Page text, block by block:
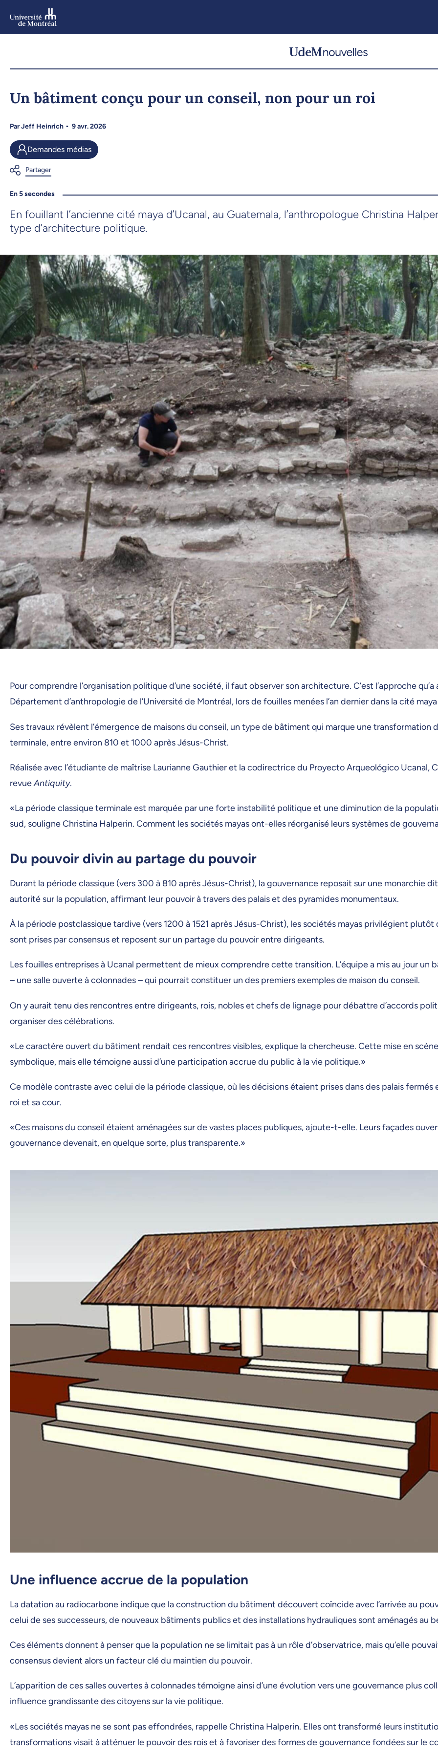
Un bâtiment conçu pour un conseil, non pour un roi
ParJeff Heinrich 9 avr. 2026
Demandes médias
En 5 secondes
En fouillant l’ancienne cité maya d’Ucanal, au Guatemala, l’anthropologue Christina
type d’architecture politique.
Pour comprendre l’organisation politique d’une société, il faut observer son architecture. C’est l’approche
Département d’anthropologie de l’Université de Montréal, lors de fouilles menées l’an dernier dans la cité
Ses travaux révèlent l’émergence de maisons du conseil, un type de bâtiment qui marque une
terminale, entre environ 810 et 1000 après Jésus-Christ.
Réalisée avec l’étudiante de maîtrise Laurianne Gauthier et la codirectrice du Proyecto Arqueológico Ucanal,
revueAntiquity.
«La période classique terminale est marquée par une forte instabilité politique et une diminution de la
sud, souligne Christina Halperin. Comment les sociétés mayas ont-elles réorganisé leurs systèmes de
Du pouvoir divin au partage du pouvoir
Durant la période classique (vers 300 à 810 après Jésus-Christ), la gouvernance reposait sur une monarchie
autorité sur la population, affirmant leur pouvoir à travers des palais et des pyramides monumentaux.
À la période postclassique tardive (vers 1200 à 1521 après Jésus-Christ), les sociétés mayas privilégient
sont prises par consensus et reposent sur un partage du pouvoir entre dirigeants.
Les fouilles entreprises à Ucanal permettent de mieux comprendre cette transition. L’équipe a mis au jour
– une salle ouverte à colonnades – qui pourrait constituer un des premiers exemples de maison du conseil.
On y aurait tenu des rencontres entre dirigeants, rois, nobles et chefs de lignage pour débattre d’accords
organiser des célébrations.
«Le caractère ouvert du bâtiment rendait ces rencontres visibles, explique la chercheuse. Cette mise en
symbolique, mais elle témoigne aussi d’une participation accrue du public à la vie politique.»
Ce modèle contraste avec celui de la période classique, où les décisions étaient prises dans des palais
roi et sa cour.
«Ces maisons du conseil étaient aménagées sur de vastes places publiques, ajoute-t-elle. Leurs façades
gouvernance devenait, en quelque sorte, plus transparente.»
Une influence accrue de la population
La datation au radiocarbone indique que la construction du bâtiment découvert coïncide avec l’arrivée au
celui de ses successeurs, de nouveaux bâtiments publics et des installations hydrauliques sont aménagés au
Ces éléments donnent à penser que la population ne se limitait pas à un rôle d’observatrice, mais qu’elle
consensus devient alors un facteur clé du maintien du pouvoir.
L’apparition de ces salles ouvertes à colonnades témoigne ainsi d’une évolution vers une gouvernance plus
influence grandissante des citoyens sur la vie politique.
«Les sociétés mayas ne se sont pas effondrées, rappelle Christina Halperin. Elles ont transformé leurs
transformations visait à atténuer le pouvoir des rois et à favoriser des formes de gouvernance fondées sur le